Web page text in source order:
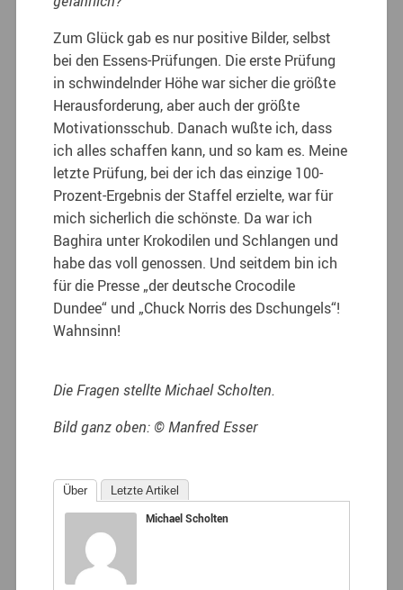
Zum Glück gab es nur positive Bilder, selbst
bei den Essens-Prüfungen. Die erste Prüfung
in schwindelnder Höhe war sicher die größte
Herausforderung, aber auch der größte
Motivationsschub. Danach wußte ich, dass
ich alles schaffen kann, und so kam es. Meine
letzte Prüfung, bei der ich das einzige 100-
Prozent-Ergebnis der Staffel erzielte, war für
mich sicherlich die schönste. Da war ich
Baghira unter Krokodilen und Schlangen und
habe das voll genossen. Und seitdem bin ich
für die Presse „der deutsche Crocodile
Dundee“ und „Chuck Norris des Dschungels“!
Wahnsinn!
Die Fragen stellte Michael Scholten.
Bild ganz oben: © Manfred Esser
Über Letzte Artikel
Michael Scholten